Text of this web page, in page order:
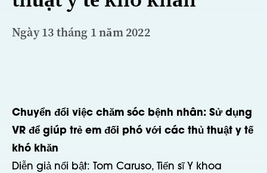
Ngày 13 tháng 1 năm 2022
Chuyển đổi việc chăm sóc bệnh nhân: Sử dụng
VR để giúp trẻ em đối phó với các thủ thuật y tế
khó khăn
Diễn giả nổi bật: Tom Caruso, Tiến sĩ Y khoa